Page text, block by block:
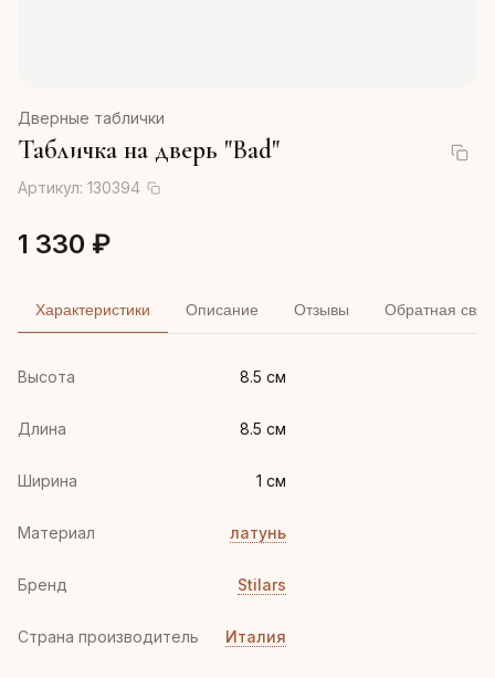
Дверные таблички
Табличка на дверь "Bad"
Артикул: 130394
1 330 ₽
Характеристики Описание Отзывы Обратная
Высота 8.5 см
Длина 8.5 см
Ширина 1 см
Материал латунь
Бренд Stilars
Страна производитель Италия